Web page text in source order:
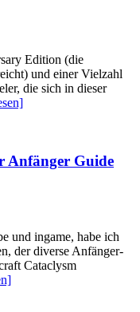
Edition (die
und einer Vielzahl
die sich in dieser
Anfänger Guide
und ingame, habe ich
der diverse Anfänger-
Cataclysm